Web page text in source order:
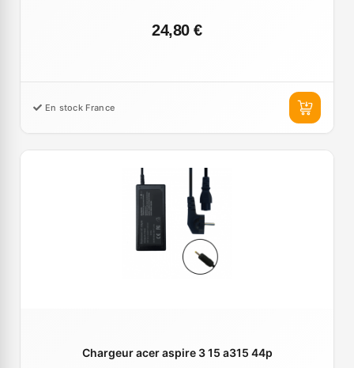
24,80 €
En stock France
Chargeur acer aspire 3 15 a315 44p